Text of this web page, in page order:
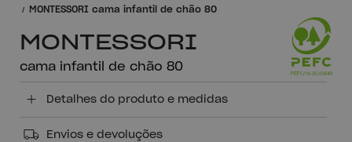
MONTESSORI cama infantil de chão 80
MONTESSORI
cama infantil de chão 80
Detalhes do produto e medidas
Envios e devoluções